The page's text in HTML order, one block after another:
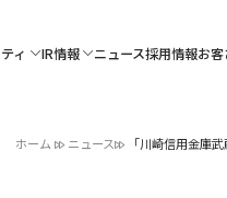
ィ IR情報 ニュース採用情報お
ホーム ニュース
「川崎信用金庫